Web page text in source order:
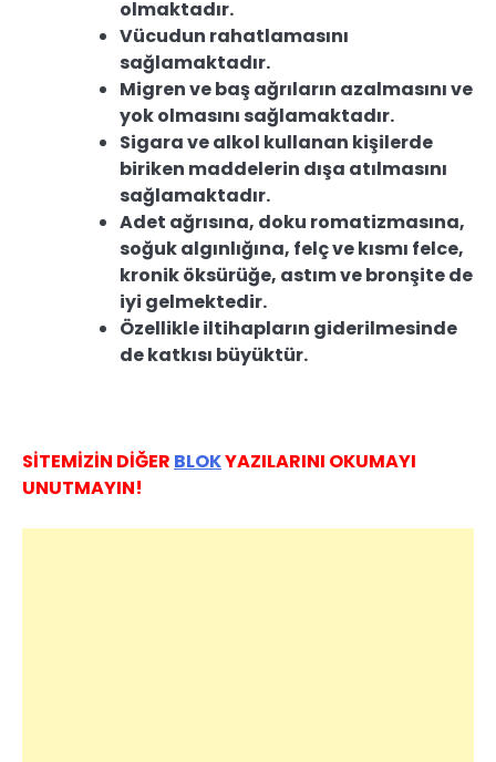
olmaktadır.
Vücudun rahatlamasını
sağlamaktadır.
Migren ve baş ağrıların azalmasını ve
yok olmasını sağlamaktadır.
Sigara ve alkol kullanan kişilerde
biriken maddelerin dışa atılmasını
sağlamaktadır.
Adet ağrısına, doku romatizmasına,
soğuk algınlığına, felç ve kısmı felce,
kronik öksürüğe, astım ve bronşite de
iyi gelmektedir.
Özellikle iltihapların giderilmesinde
de katkısı büyüktür.
SİTEMİZİN DİĞER BLOKYAZILARINI OKUMAYI
UNUTMAYIN!